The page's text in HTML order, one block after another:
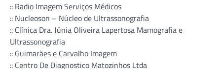
:: Radio Imagem Serviços Médicos
:: Nucleoson – Núcleo de Ultrassonografia
:: Clínica Dra. Júnia Oliveira Lapertosa Mamografia e
Ultrassonografia
:: Guimarães e Carvalho Imagem
:: Centro De Diagnostico Matozinhos Ltda